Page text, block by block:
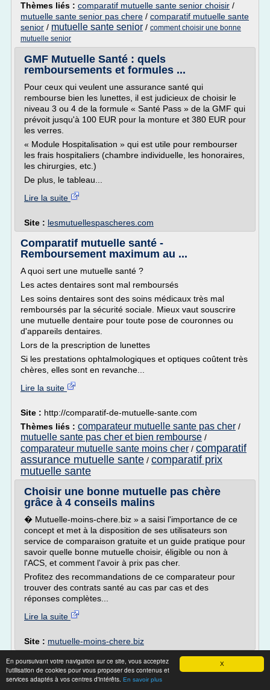
X
En poursuivant votre navigation sur ce site, vous acceptez
l'utilisation de cookies pour vous proposer des contenus et
services adaptés à vos centres d'intérêts. En savoir plus
Thèmes liés : comparatif mutuelle sante senior choisir /
mutuelle sante senior pas chere / comparatif mutuelle sante
senior / mutuelle sante senior / comment choisir une bonne
mutuelle senior
GMF Mutuelle Santé : quels
remboursements et formules ...
Pour ceux qui veulent une assurance santé qui
rembourse bien les lunettes, il est judicieux de choisir le
niveau 3 ou 4 de la formule « Santé Pass » de la GMF qui
prévoit jusqu'à 100 EUR pour la monture et 380 EUR pour
les verres.
« Module Hospitalisation » qui est utile pour rembourser
les frais hospitaliers (chambre individuelle, les honoraires,
les chirurgies, etc.)
De plus, le tableau...
Lire la suite
Site : lesmutuellespascheres.com
Comparatif mutuelle santé -
Remboursement maximum au ...
A quoi sert une mutuelle santé ?
Les actes dentaires sont mal remboursés
Les soins dentaires sont des soins médicaux très mal
remboursés par la sécurité sociale. Mieux vaut souscrire
une mutuelle dentaire pour toute pose de couronnes ou
d'appareils dentaires.
Lors de la prescription de lunettes
Si les prestations ophtalmologiques et optiques coûtent très
chères, elles sont en revanche...
Lire la suite
Site : http://comparatif-de-mutuelle-sante.com
Thèmes liés : comparateur mutuelle sante pas cher /
mutuelle sante pas cher et bien rembourse /
comparateur mutuelle sante moins cher / comparatif
assurance mutuelle sante / comparatif prix
mutuelle sante
Choisir une bonne mutuelle pas chère
grâce à 4 conseils malins
� Mutuelle-moins-chere.biz » a saisi l'importance de ce
concept et met à la disposition de ses utilisateurs son
service de comparaison gratuite et un guide pratique pour
savoir quelle bonne mutuelle choisir, éligible ou non à
l'ACS, et comment l'avoir à prix pas cher.
Profitez des recommandations de ce comparateur pour
trouver des contrats santé au cas par cas et des
réponses complètes...
Lire la suite
Site : mutuelle-moins-chere.biz
comparatif-mutuelle-sante.com - Comparatif
des meilleures ...